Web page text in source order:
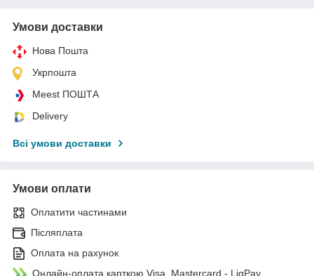
Умови доставки
Нова Пошта
Укрпошта
Meest ПОШТА
Delivery
Всі умови доставки
Умови оплати
Оплатити частинами
Післяплата
Оплата на рахунок
Онлайн-оплата карткою Visa, Mastercard - LiqPay